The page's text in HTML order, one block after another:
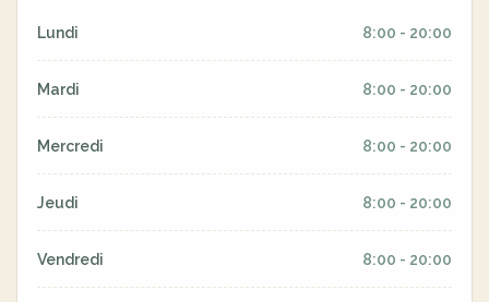
Lundi 8:00 - 20:00
Mardi 8:00 - 20:00
Mercredi 8:00 - 20:00
Jeudi 8:00 - 20:00
Vendredi 8:00 - 20:00